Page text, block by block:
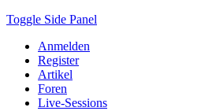
Toggle Side Panel
Anmelden
Register
Artikel
Foren
Live-Sessions